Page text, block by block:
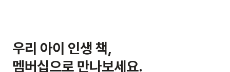
우리 아이 인생 책,
멤버십으로 만나보세요.